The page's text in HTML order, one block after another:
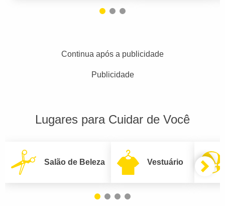
Continua após a publicidade
Publicidade
Lugares para Cuidar de Você
Salão de Beleza Vestuário